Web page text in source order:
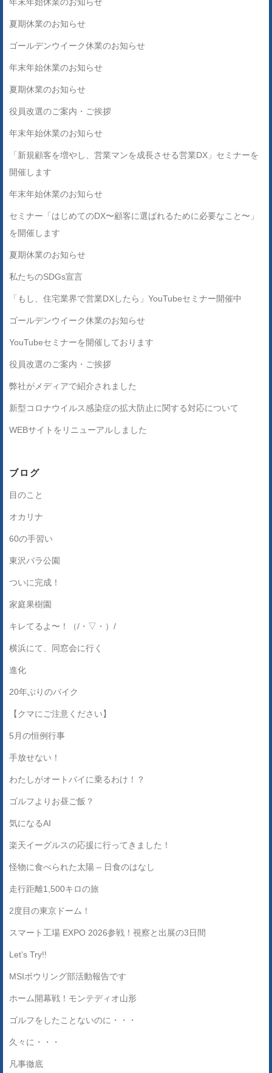
夏期休業のお知らせ
ゴールデンウイーク休業のお知らせ
年末年始休業のお知らせ
夏期休業のお知らせ
役員改選のご案内・ご挨拶
年末年始休業のお知らせ
「新規顧客を増やし、営業マンを成長させる営業DX」セミナーを
開催します
年末年始休業のお知らせ
セミナー「はじめてのDX〜顧客に選ばれるために必要なこと〜」
を開催します
夏期休業のお知らせ
私たちのSDGs宣言
「もし、住宅業界で営業DXしたら」YouTubeセミナー開催中
ゴールデンウイーク休業のお知らせ
YouTubeセミナーを開催しております
役員改選のご案内・ご挨拶
弊社がメディアで紹介されました
新型コロナウイルス感染症の拡大防止に関する対応について
WEBサイトをリニューアルしました
ブログ
目のこと
オカリナ
60の手習い
東沢バラ公園
ついに完成！
家庭果樹園
キレてるよ〜！（/・▽・）/
横浜にて、同窓会に行く
進化
20年ぶりのバイク
【クマにご注意ください】
5月の恒例行事
手放せない！
わたしがオートバイに乗るわけ！？
ゴルフよりお昼ご飯？
気になるAI
楽天イーグルスの応援に行ってきました！
怪物に食べられた太陽 – 日食のはなし
走行距離1,500キロの旅
2度目の東京ドーム！
スマート工場 EXPO 2026参戦！視察と出展の3日間
Let’s Try!!
MSIボウリング部活動報告です
ホーム開幕戦！モンテディオ山形
ゴルフをしたことないのに・・・
久々に・・・
凡事徹底